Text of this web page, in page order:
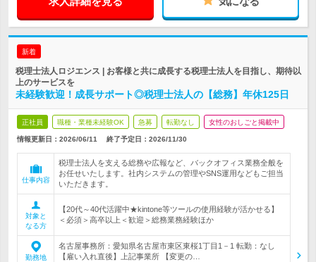
新着
税理士法人ロジエンス | お客様と共に成長する税理士法人を目指し、期待以
上のサービスを
未経験歓迎！成長サポート◎税理士法人の【総務】年休125日
正社員 職種・業種未経験OK 急募 転勤なし 女性のおしごと掲載中
情報更新日：2026/06/11 終了予定日： 2026/11/30
仕事内容
税理士法人を支える総務や広報など、バックオフィス業務全般を
お任せいたします。社内システムの管理やSNS運用などもご担当
いただきます。
対象と
なる方
【20代～40代活躍中★kintone等ツールの使用経験が活かせる】
＜必須＞高卒以上＜歓迎＞総務業務経験ほか
勤務地
名古屋事務所：愛知県名古屋市東区東桜1丁目1－1 転勤：なし
【雇い入れ直後】上記事業所 【変更の…